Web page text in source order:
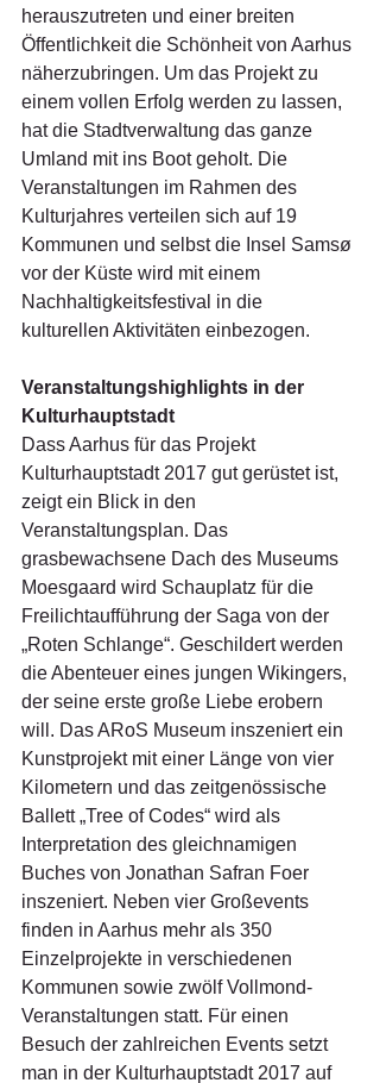
herauszutreten und einer breiten
Öffentlichkeit die Schönheit von Aarhus
näherzubringen. Um das Projekt zu
einem vollen Erfolg werden zu lassen,
hat die Stadtverwaltung das ganze
Umland mit ins Boot geholt. Die
Veranstaltungen im Rahmen des
Kulturjahres verteilen sich auf 19
Kommunen und selbst die Insel Samsø
vor der Küste wird mit einem
Nachhaltigkeitsfestival in die
kulturellen Aktivitäten einbezogen.
Veranstaltungshighlights in der
Kulturhauptstadt
Dass Aarhus für das Projekt
Kulturhauptstadt 2017 gut gerüstet ist,
zeigt ein Blick in den
Veranstaltungsplan. Das
grasbewachsene Dach des Museums
Moesgaard wird Schauplatz für die
Freilichtaufführung der Saga von der
„Roten Schlange“. Geschildert werden
die Abenteuer eines jungen Wikingers,
der seine erste große Liebe erobern
will. Das ARoS Museum inszeniert ein
Kunstprojekt mit einer Länge von vier
Kilometern und das zeitgenössische
Ballett „Tree of Codes“ wird als
Interpretation des gleichnamigen
Buches von Jonathan Safran Foer
inszeniert. Neben vier Großevents
finden in Aarhus mehr als 350
Einzelprojekte in verschiedenen
Kommunen sowie zwölf Vollmond-
Veranstaltungen statt. Für einen
Besuch der zahlreichen Events setzt
man in der Kulturhauptstadt 2017 auf